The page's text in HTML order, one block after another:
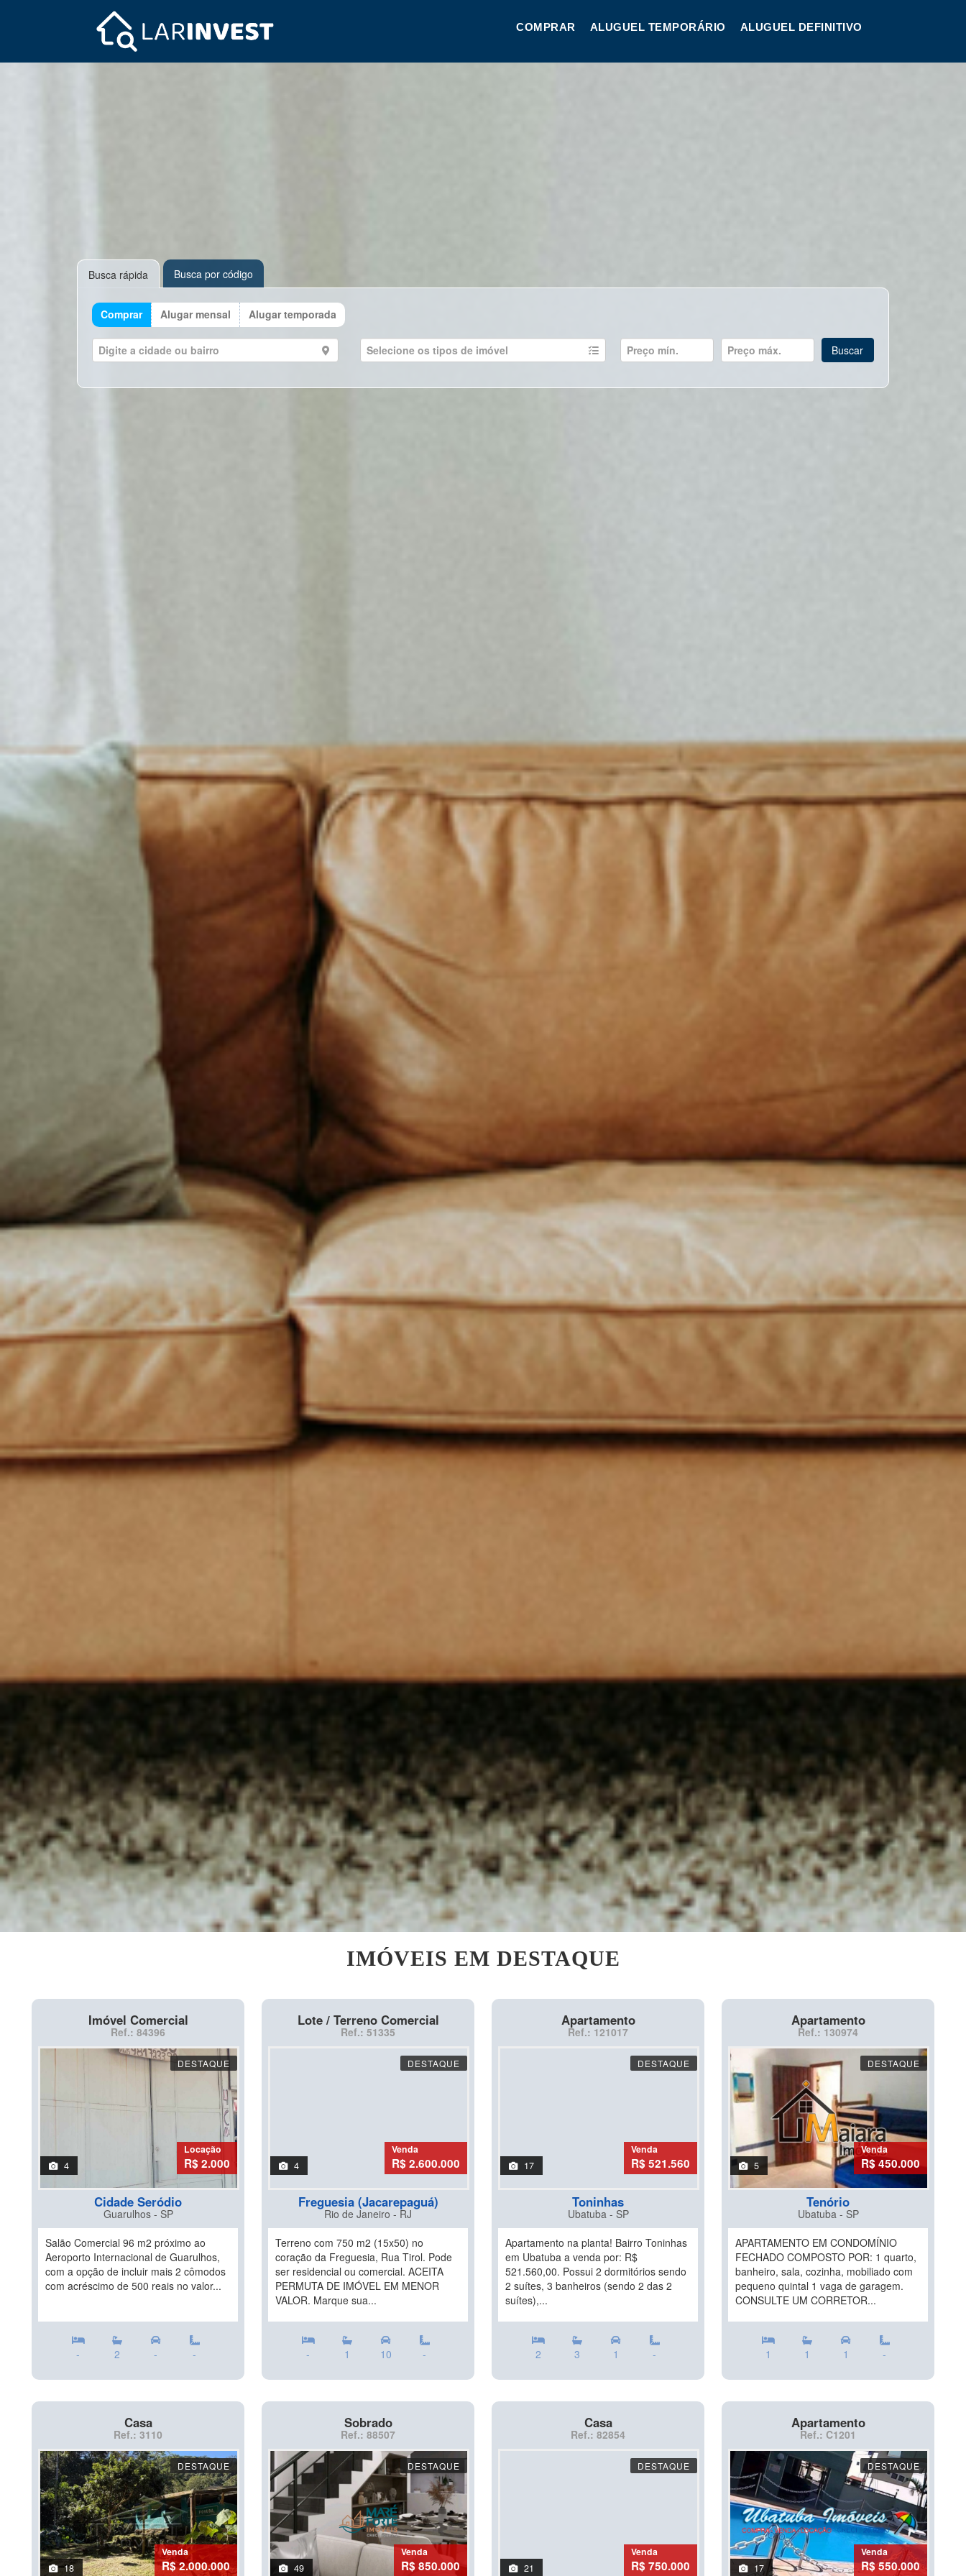
COMPRAR ALUGUEL TEMPORÁRIO ALUGUEL DEFINITIVO
Busca rápida Busca por código
Comprar Alugar mensal Alugar temporada
IMÓVEIS EM DESTAQUE
Imóvel Comercial
Ref.: 84396
DESTAQUE
4
Locação
R$ 2.000
Cidade Seródio
Guarulhos - SP
Salão Comercial 96 m2 próximo ao
Aeroporto Internacional de Guarulhos,
com a opção de incluir mais 2 cômodos
com acréscimo de 500 reais no valor...
- 2 - -
Lote / Terreno Comercial
Ref.: 51335
DESTAQUE
4
Venda
R$ 2.600.000
Freguesia (Jacarepaguá)
Rio de Janeiro - RJ
Terreno com 750 m2 (15x50) no
coração da Freguesia, Rua Tirol. Pode
ser residencial ou comercial. ACEITA
PERMUTA DE IMÓVEL EM MENOR
VALOR. Marque sua...
- 1 10 -
Apartamento
Ref.: 121017
DESTAQUE
17
Venda
R$ 521.560
Toninhas
Ubatuba - SP
Apartamento na planta! Bairro Toninhas
em Ubatuba a venda por: R$
521.560,00. Possui 2 dormitórios sendo
2 suítes, 3 banheiros (sendo 2 das 2
suítes),...
2 3 1 -
Apartamento
Ref.: 130974
DESTAQUE
5
Venda
R$ 450.000
Tenório
Ubatuba - SP
APARTAMENTO EM CONDOMÍNIO
FECHADO COMPOSTO POR: 1 quarto,
banheiro, sala, cozinha, mobiliado com
pequeno quintal 1 vaga de garagem.
CONSULTE UM CORRETOR...
1 1 1 -
Casa
Ref.: 3110
DESTAQUE
18
Venda
R$ 2.000.000
Sobrado
Ref.: 88507
DESTAQUE
49
Venda
R$ 850.000
Casa
Ref.: 82854
DESTAQUE
21
Venda
R$ 750.000
Apartamento
Ref.: C1201
DESTAQUE
17
Venda
R$ 550.000